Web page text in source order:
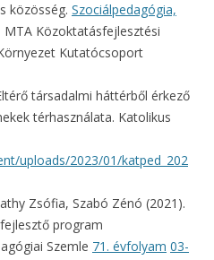
közösség. Szociálpedagógia,
MTA Közoktatásfejlesztési
Kutatócsoport
társadalmi háttérből érkező
térhasználata. Katolikus
uploads/2023/01/katped_202
Zsófia, Szabó Zénó (2021).
program
Szemle 71. évfolyam 03-